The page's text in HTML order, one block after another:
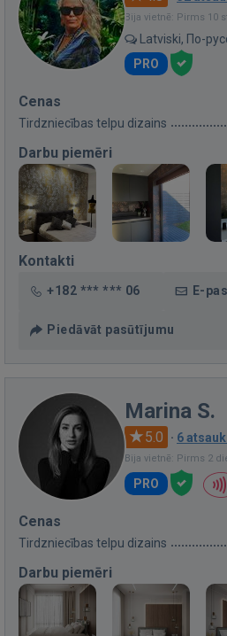
Bija vietnē: Pirms 10
Latviski, По-
PRO
Cenas
Tirdzniecības telpu dizains
Darbu piemēri
Kontakti
+182 *** *** 06 E-
Piedāvāt pasūtījumu
Marina S.
5.0 · 6
Bija vietnē: Pirms 2
PRO
Cenas
Tirdzniecības telpu dizains
Darbu piemēri